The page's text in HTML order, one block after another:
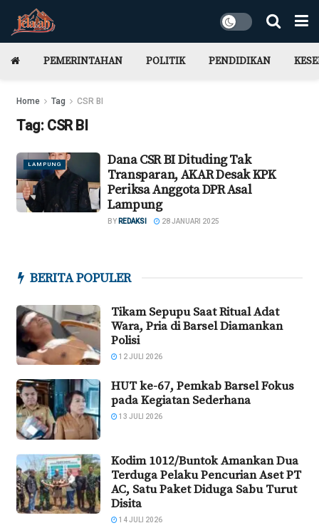
PEMERINTAHAN POLITIK PENDIDIKAN
Home Tag CSR BI
Tag: CSR BI
LAMPUNG
Dana CSR BI Dituding Tak
Transparan, AKAR Desak KPK
Periksa Anggota DPR Asal
Lampung
BY REDAKSI 28 JANUARI 2025
BERITA POPULER
Tikam Sepupu Saat Ritual Adat
Wara, Pria di Barsel Diamankan
Polisi
12 JULI 2026
HUT ke-67, Pemkab Barsel Fokus
pada Kegiatan Sederhana
13 JULI 2026
Kodim 1012/Buntok Amankan Dua
Terduga Pelaku Pencurian Aset PT
AC, Satu Paket Diduga Sabu Turut
Disita
14 JULI 2026